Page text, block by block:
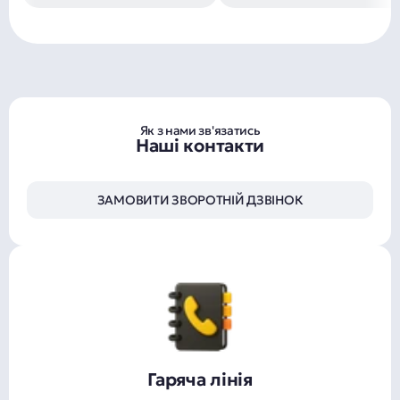
Як з нами зв'язатись
Наші контакти
ЗАМОВИТИ ЗВОРОТНІЙ ДЗВІНОК
Гаряча лінія